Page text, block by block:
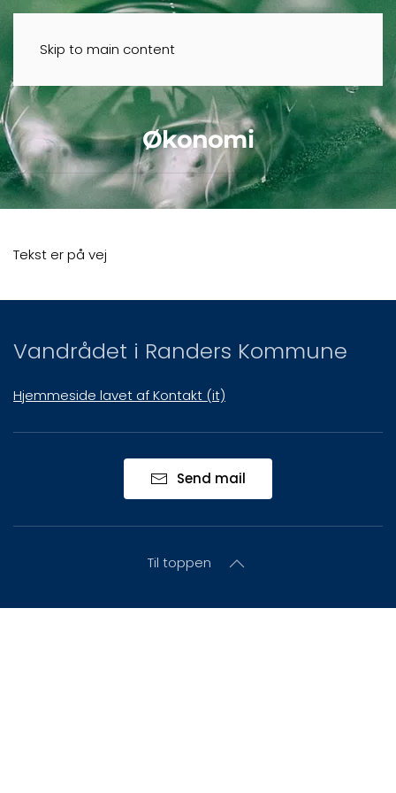
Skip to main content
Økonomi
Tekst er på vej
Vandrådet i Randers Kommune
Hjemmeside lavet af Kontakt (it)
Send mail
Til toppen